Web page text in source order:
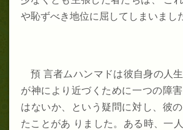
や恥ずべき地位に屈してしまいまし
預 言者ムハンマドは彼自身の人
が神により近づくために一つの障
はないか、という疑問に対し、彼
たことがあ りました。ある時、一